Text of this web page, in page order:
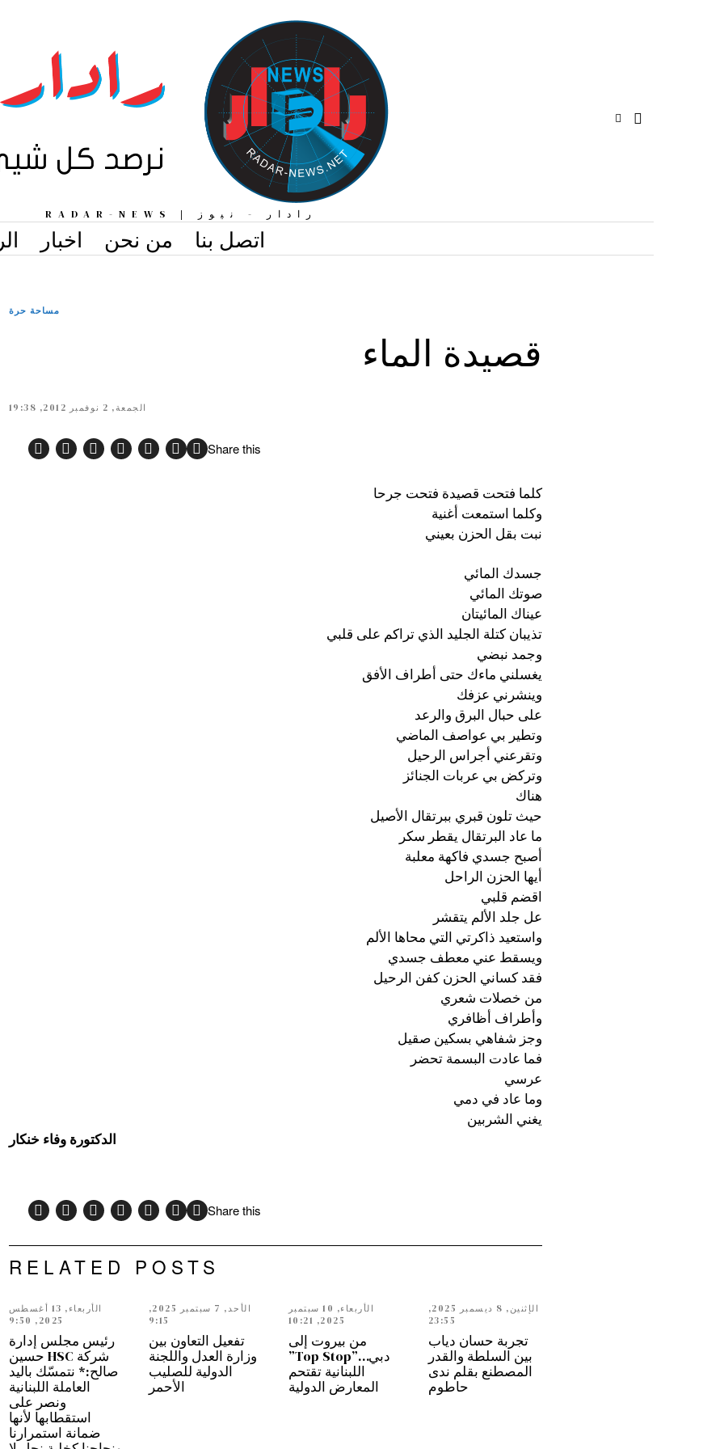
رادار - نيوز | RADAR-NEWS
اخبار من نحن اتصل بنا
مساحة حرة
قصيدة الماء
الجمعة, 2 نوفمبر 2012, 19:38
Share this
كلما فتحت قصيدة فتحت جرحا
وكلما استمعت أغنية
نبت بقل الحزن بعيني
جسدك المائي
صوتك المائي
عيناك المائيتان
تذيبان كتلة الجليد الذي تراكم على قلبي
وجمد نبضي
يغسلني ماءك حتى أطراف الأفق
وينشرني عزفك
على حبال البرق والرعد
وتطير بي عواصف الماضي
وتقرعني أجراس الرحيل
وتركض بي عربات الجنائز
هناك
حيث تلون قبري ببرتقال الأصيل
ما عاد البرتقال يقطر سكر
أصبح جسدي فاكهة معلبة
أيها الحزن الراحل
اقضم قلبي
عل جلد الألم يتقشر
واستعيد ذاكرتي التي محاها الألم
ويسقط عني معطف جسدي
فقد كساني الحزن كفن الرحيل
من خصلات شعري
وأطراف أظافري
وجز شفاهي بسكين صقيل
فما عادت البسمة تحضر
عرسي
وما عاد في دمي
يغني الشربين
الدكتورة وفاء خنكار
Share this
RELATED POSTS
الإثنين, 8 ديسمبر 2025,
23:55
تجربة حسان دياب
بين السلطة والقدر
المصطنع بقلم ندى
حاطوم
الأربعاء, 10 سبتمبر
2025, 10:21
من بيروت إلى
دبي…”Top Stop”
اللبنانية تقتحم
المعارض الدولية
الأحد, 7 سبتمبر 2025,
9:15
تفعيل التعاون بين
وزارة العدل واللجنة
الدولية للصليب
الأحمر
الأربعاء, 13 أغسطس
2025, 9:50
رئيس مجلس إدارة
شركة HSC حسين
صالح:* نتمسّك باليد
العاملة اللبنانية
ونصر على
استقطابها لأنها
ضمانة استمرارنا